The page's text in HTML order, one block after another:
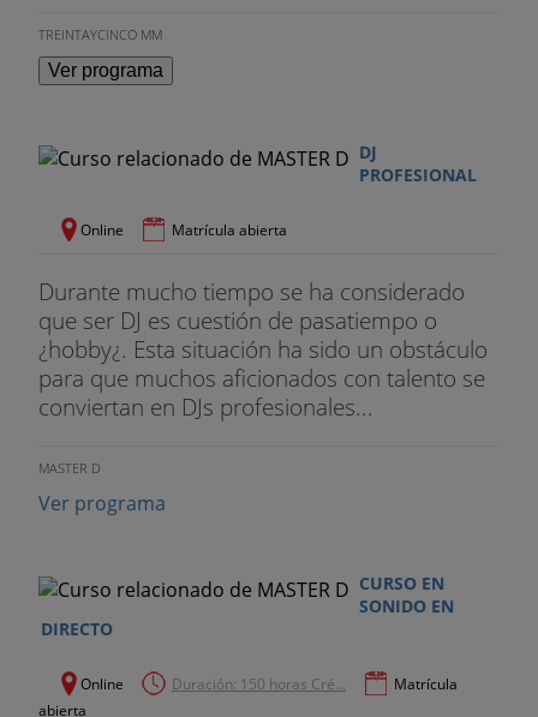
- Efectos Pre/Post Fader
- Efectos de envío: Canal FX. Reverberación. Delay.
- Envios Pre/Post fader
- Pistas de automatización
- Parámetros de automatización
- Modos de automatización
- Automatización de plug-ins
- Controles rápidos
- Configuración de la exportación
- Exportar MIDI a audio
TREINTAYCINCO MM
Ver programa
DJ
PROFESIONAL
Online Matrícula abierta
Durante mucho tiempo se ha considerado
que ser DJ es cuestión de pasatiempo o
¿hobby¿. Esta situación ha sido un obstáculo
para que muchos aficionados con talento se
conviertan en DJs profesionales...
MASTER D
Ver programa
CURSO EN
SONIDO EN
DIRECTO
Online Duración: 150 horas Cré...
Matrícula
abierta